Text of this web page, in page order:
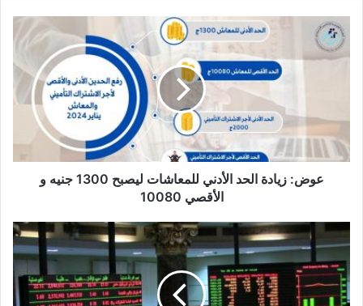
عوض:
زيادة
الحد
1300
جنيه
و
الأقصي
عوض: زيادة الحد الأدني للمعاشات ليصبح 1300 جنيه و
الأقصي 10080
اسهم
"إيكمي"
تتصدر
ارتفاعات
بورصة